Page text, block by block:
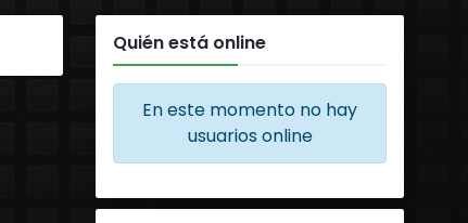
Quién está online
En este momento no hay
usuarios online